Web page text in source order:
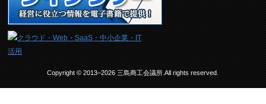
Copyright © 2013–2026 三島商工会議所.All rights reserved.